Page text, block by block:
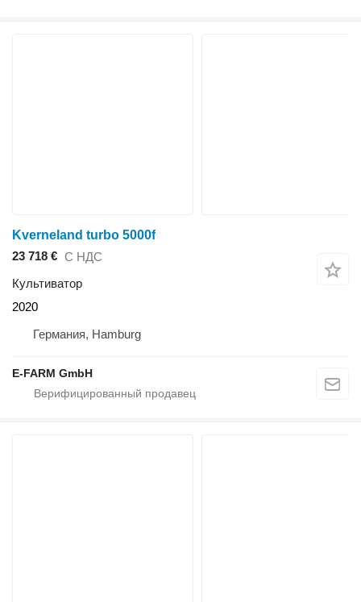
Kverneland turbo 5000f
23 718 € С НДС
Культиватор
2020
Германия, Hamburg
E-FARM GmbH